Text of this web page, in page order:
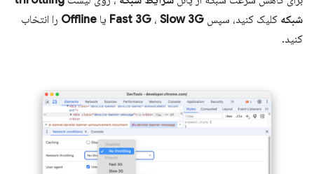
شبکه کلیک کنید، سپس Fast 3G ، Slow 3G یا Offline را انتخاب
کنید.